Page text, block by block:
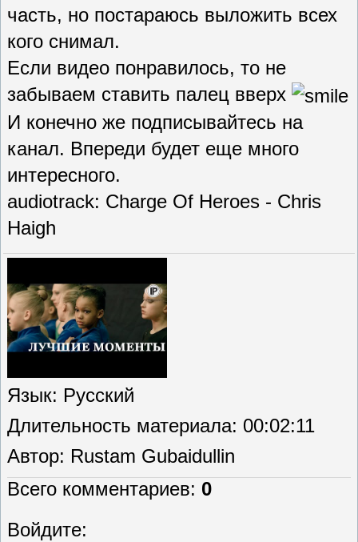
часть, но постараюсь выложить всех
кого снимал.
Если видео понравилось, то не
забываем ставить палец вверх
И конечно же подписывайтесь на
канал. Впереди будет еще много
интересного.
audiotrack: Charge Of Heroes - Chris
Haigh
Язык: Русский
Длительность материала: 00:02:11
Автор: Rustam Gubaidullin
Всего комментариев: 0
Войдите: